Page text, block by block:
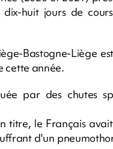
huit jours de
Bastogne-Liège
cette année.
par des chutes
titre, le Français
d'un